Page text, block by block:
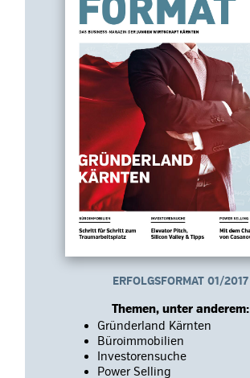
ERFOLGSFORMAT 01/2017
Themen, unter anderem:
Gründerland Kärnten
Büroimmobilien
Investorensuche
Power Selling